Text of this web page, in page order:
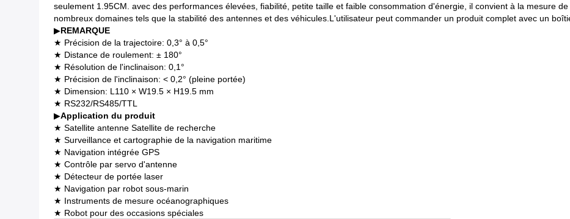
seulement 1.95CM. avec des performances élevées, fiabilité, petite taille et faible consommation d'énergie, il convient à la mesure
nombreux domaines tels que la stabilité des antennes et des véhicules.L'utilisateur peut commander un produit complet avec un
▶REMARQUE
★ Précision de la trajectoire: 0,3° à 0,5°
★ Distance de roulement: ± 180°
★ Résolution de l'inclinaison: 0,1°
★ Précision de l'inclinaison: < 0,2° (pleine portée)
★ Dimension: L110 × W19.5 × H19.5 mm
★ RS232/RS485/TTL
▶Application du produit
★ Satellite antenne Satellite de recherche
★ Surveillance et cartographie de la navigation maritime
★ Navigation intégrée GPS
★ Contrôle par servo d'antenne
★ Détecteur de portée laser
★ Navigation par robot sous-marin
★ Instruments de mesure océanographiques
★ Robot pour des occasions spéciales